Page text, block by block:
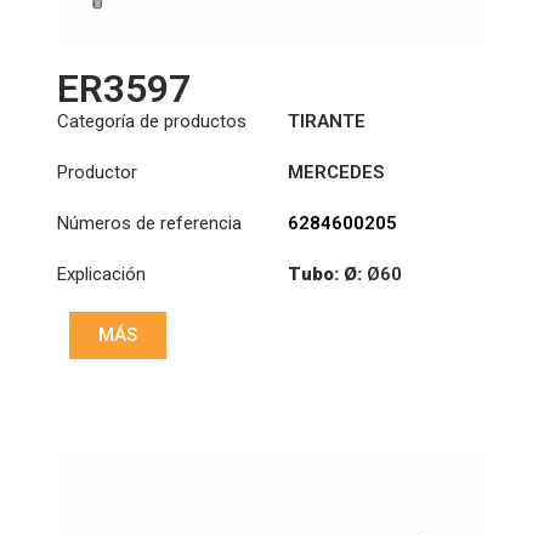
ER3597
Categoría de productos TIRANTE
Productor MERCEDES
Números de referencia 6284600205
Explicación Tubo: Ø: Ø60
MÁS